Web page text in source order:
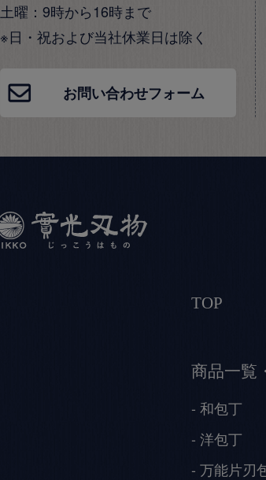
土曜：9時から16時まで
※日・祝および当社休業日は除く
お問い合わせフォーム
TOP
商品一覧
和包丁
洋包丁
万能片刃